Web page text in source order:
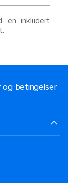
en inkludert
og betingelser